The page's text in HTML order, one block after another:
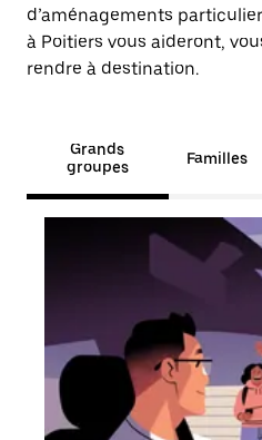
d’aménagements
à Poitiers vous aideront,
rendre à destination.
Grands
groupes
Familles